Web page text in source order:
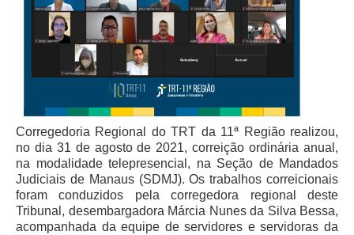
Suspensão e Prorrogação de Prazos
Busca Geral
Portal de Doações do TRT11
Estatísticas
Pesquisa de metas Nacionais
Acessibilidade
Editais de Credenciamento
Pontos de Inclusão Digital
Monitoramento do Serviços de TIC
Corregedoria Regional do TRT da 11ª Região realizou,
no dia 31 de agosto de 2021, correição ordinária anual,
na modalidade telepresencial, na Seção de Mandados
Judiciais de Manaus (SDMJ). Os trabalhos correicionais
foram conduzidos pela corregedora regional deste
Tribunal, desembargadora Márcia Nunes da Silva Bessa,
acompanhada da equipe de servidores e servidoras da